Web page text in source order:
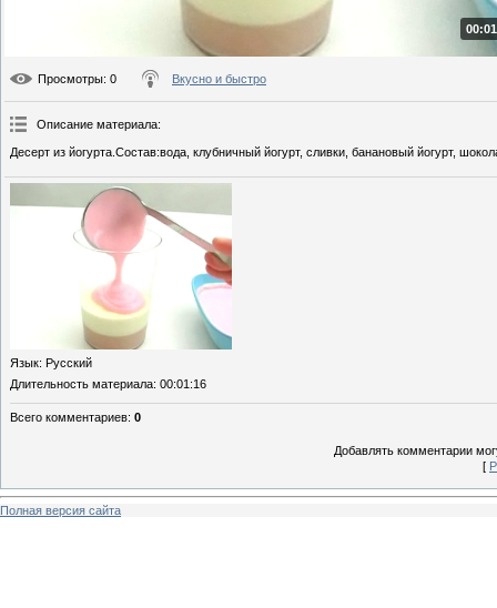
Просмотры: 0 Вкусно и быстро
Описание материала:
Десерт из йогурта.Состав:вода, клубничный йогурт, сливки, банановый йогурт,
Язык: Русский
Длительность материала: 00:01:16
Всего комментариев: 0
Добавлять комментарии
[
Полная версия сайта